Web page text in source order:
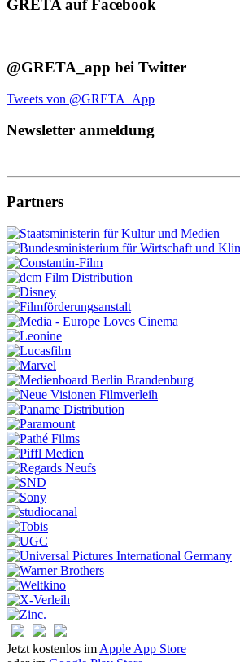
GRETA auf Facebook
@GRETA_app bei Twitter
Tweets von @GRETA_App
Newsletter anmeldung
Partners
Jetzt kostenlos im Apple App Store